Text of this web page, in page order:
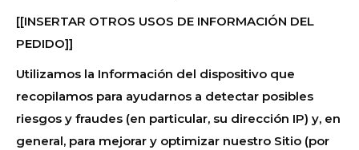
[[INSERTAR OTROS USOS DE INFORMACIÓN DEL
PEDIDO]]
Utilizamos la Información del dispositivo que
recopilamos para ayudarnos a detectar posibles
riesgos y fraudes (en particular, su dirección IP) y, en
general, para mejorar y optimizar nuestro Sitio (por